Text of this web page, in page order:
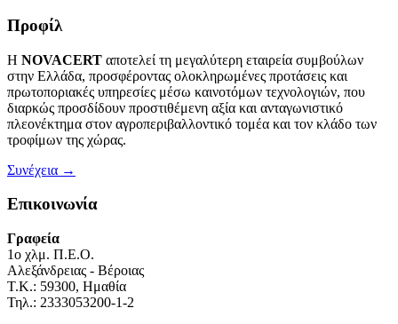
Προφίλ
Η NOVACERT αποτελεί τη μεγαλύτερη εταιρεία συμβούλων
στην Ελλάδα, προσφέροντας ολοκληρωμένες προτάσεις και
πρωτοποριακές υπηρεσίες μέσω καινοτόμων τεχνολογιών, που
διαρκώς προσδίδουν προστιθέμενη αξία και ανταγωνιστικό
πλεονέκτημα στον αγροπεριβαλλοντικό τομέα και τον κλάδο των
τροφίμων της χώρας.
Συνέχεια →
Επικοινωνία
Γραφεία
1o χλμ. Π.Ε.Ο.
Αλεξάνδρειας - Βέροιας
Τ.Κ.: 59300, Ημαθία
Τηλ.: 2333053200-1-2